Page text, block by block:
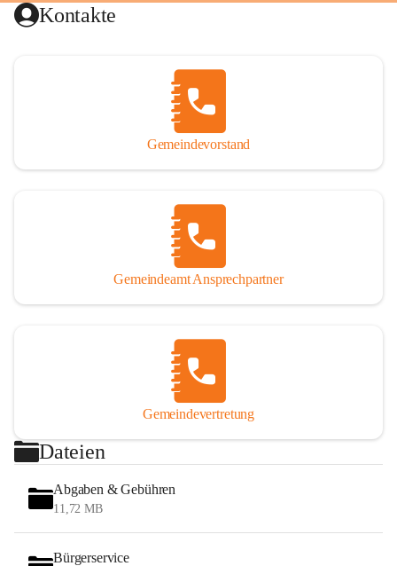
Kontakte
Gemeindevorstand
Gemeindeamt Ansprechpartner
Gemeindevertretung
Dateien
Abgaben & Gebühren
11,72 MB
Bürgerservice